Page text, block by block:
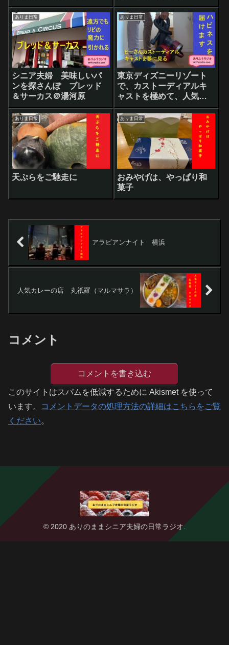
ありま日常
シニア夫婦 美味しいパ
ンを探さんぽ ブレッド
＆サーカス＠湯河原
ありま日常
東京ディズニーリゾート
で、カストーディアルキ
ャストを極めて、人気お
掃除ジジイになりたいと
本気で思ったある日
ありま日常
天ぷらをご馳走に
ありま日常
おみやげは、やっぱり和
菓子
アラビアンナイト 横浜
人気カレーの店 丸祇羅（マルマサラ）
コメント
コメントを書き込む
このサイトはスパムを低減するために Akismet を使って
います。
コメントデータの処理方法の詳細はこちらをご覧
ください。
© 2020 ありのままシニア夫婦の日常ラジオ.